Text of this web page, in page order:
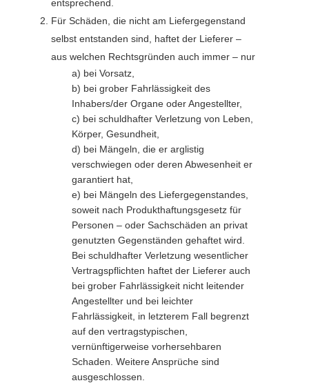
entsprechend.
Für Schäden, die nicht am Liefergegenstand
selbst entstanden sind, haftet der Lieferer –
aus welchen Rechtsgründen auch immer – nur
a) bei Vorsatz,
b) bei grober Fahrlässigkeit des
Inhabers/der Organe oder Angestellter,
c) bei schuldhafter Verletzung von Leben,
Körper, Gesundheit,
d) bei Mängeln, die er arglistig
verschwiegen oder deren Abwesenheit er
garantiert hat,
e) bei Mängeln des Liefergegenstandes,
soweit nach Produkthaftungsgesetz für
Personen – oder Sachschäden an privat
genutzten Gegenständen gehaftet wird.
Bei schuldhafter Verletzung wesentlicher
Vertragspflichten haftet der Lieferer auch
bei grober Fahrlässigkeit nicht leitender
Angestellter und bei leichter
Fahrlässigkeit, in letzterem Fall begrenzt
auf den vertragstypischen,
vernünftigerweise vorhersehbaren
Schaden. Weitere Ansprüche sind
ausgeschlossen.